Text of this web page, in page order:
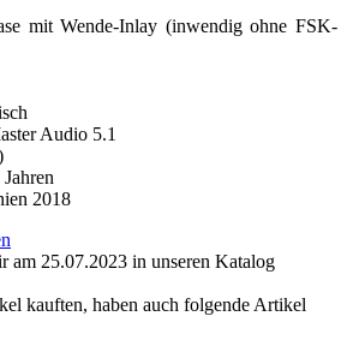
mit Wende-Inlay (inwendig ohne FSK-
Audio 5.1
2018
am 25.07.2023 in unseren Katalog
kauften, haben auch folgende Artikel